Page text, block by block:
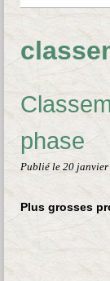
phase
Publié le 20 janvier
Plus grosses